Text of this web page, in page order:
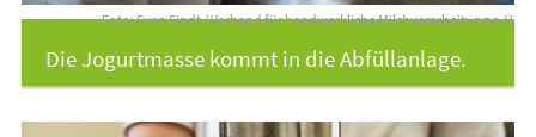
Foto: Sven Sindt / Verband für handwerkliche Milchverarbeitung e. V.
Die Jogurtmasse kommt in die Abfüllanlage.